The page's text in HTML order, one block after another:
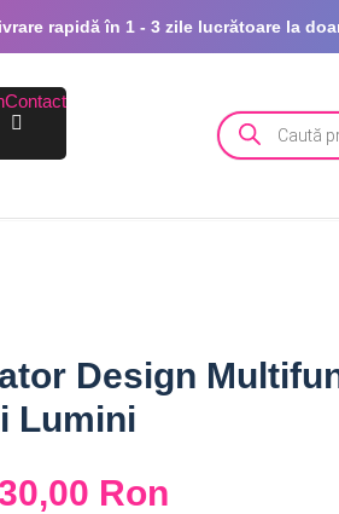
rapidă în 1 - 3 zile lucrătoare la
Contact
Design
Lumini
Ron